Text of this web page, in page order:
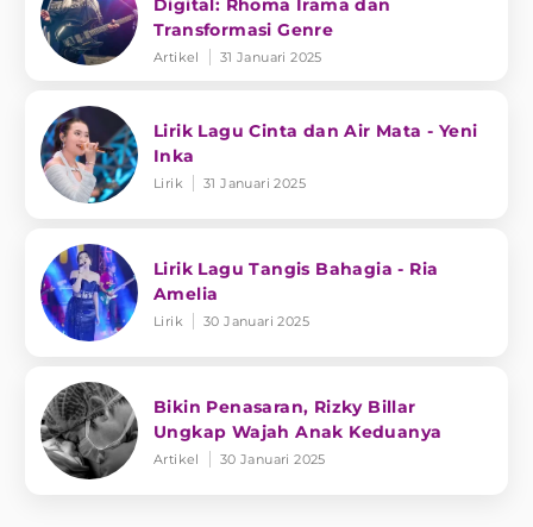
Digital: Rhoma Irama dan
Transformasi Genre
Artikel 31 Januari 2025
Lirik Lagu Cinta dan Air Mata - Yeni
Inka
Lirik 31 Januari 2025
Lirik Lagu Tangis Bahagia - Ria
Amelia
Lirik 30 Januari 2025
Bikin Penasaran, Rizky Billar
Ungkap Wajah Anak Keduanya
Artikel 30 Januari 2025